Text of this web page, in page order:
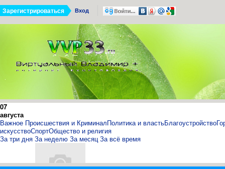
Вход
Зарегистрироваться
07
августа
Важное Происшествия и КриминалПолитика и властьБлагоустройство
искусствоСпортОбщество и религия
За три дня За неделю За месяц За всё время